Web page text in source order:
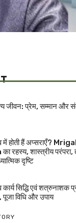
जीवन: प्रेम, सम्मान और
में होती हैं अप्सराएँ?
रहस्य, शास्त्रीय परंपरा,
दृष्टि
सिद्धि एवं शत्रुनाशक
विधि और उपाय